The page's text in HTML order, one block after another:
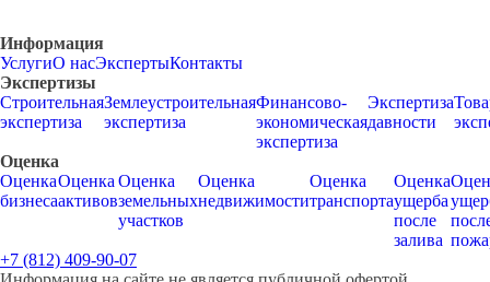
Информация
УслугиО насЭкспертыКонтакты
Экспертизы
Строительная
экспертиза
Землеустроительная
экспертиза
Финансово-
экономическая
экспертиза
Экспертиза
давности
Оценка
Оценка
бизнеса
Оценка
активов
Оценка
земельных
участков
Оценка
недвижимости
Оценка
транспорта
Оценка
ущерба
после
залива
+7 (812) 409-90-07